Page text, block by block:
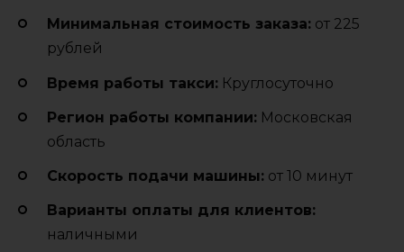
Минимальная стоимость заказа: от 225
рублей
Время работы такси: Круглосуточно
Регион работы компании: Московская
область
Cкорость подачи машины: от 10 минут
Варианты оплаты для клиентов:
наличными